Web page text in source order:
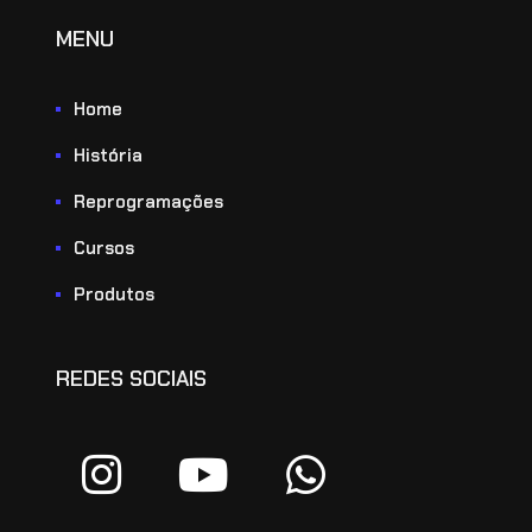
MENU
Home
História
Reprogramações
Cursos
Produtos
REDES SOCIAIS